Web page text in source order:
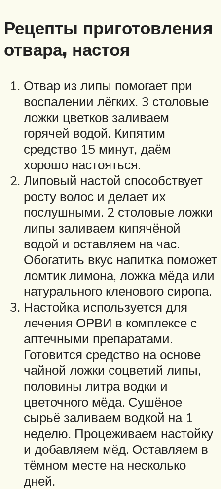
Рецепты приготовления
отвара, настоя
Отвар из липы помогает при
воспалении лёгких. 3 столовые
ложки цветков заливаем
горячей водой. Кипятим
средство 15 минут, даём
хорошо настояться.
Липовый настой способствует
росту волос и делает их
послушными. 2 столовые ложки
липы заливаем кипячёной
водой и оставляем на час.
Обогатить вкус напитка поможет
ломтик лимона, ложка мёда или
натурального кленового сиропа.
Настойка используется для
лечения ОРВИ в комплексе с
аптечными препаратами.
Готовится средство на основе
чайной ложки соцветий липы,
половины литра водки и
цветочного мёда. Сушёное
сырьё заливаем водкой на 1
неделю. Процеживаем настойку
и добавляем мёд. Оставляем в
тёмном месте на несколько
дней.